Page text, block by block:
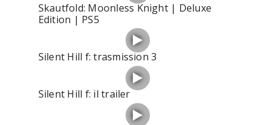
Skautfold: Moonless Knight | Deluxe
Edition | PS5
Silent Hill f: trasmission 3
Silent Hill f: il trailer